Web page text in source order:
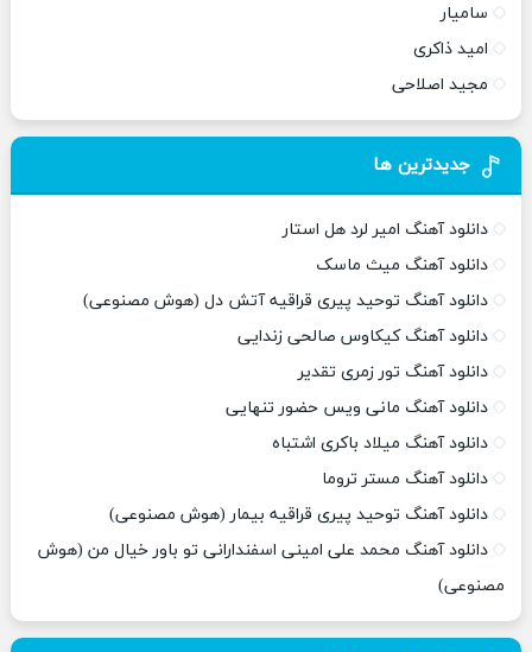
سامیار
امید ذاکری
مجید اصلاحی
جدیدترین ها
دانلود آهنگ امیر لرد هل استار
دانلود آهنگ میث ماسک
دانلود آهنگ توحید پیری قراقیه آتش دل (هوش مصنوعی)
دانلود آهنگ کیکاوس صالحی زندایی
دانلود آهنگ تور زمری تقدیر
دانلود آهنگ مانی ویس حضور تنهایی
دانلود آهنگ میلاد باکری اشتباه
دانلود آهنگ مستر تروما
دانلود آهنگ توحید پیری قراقیه بیمار (هوش مصنوعی)
دانلود آهنگ محمد علی امینی اسفندارانی تو باور خیال من (هوش
مصنوعی)